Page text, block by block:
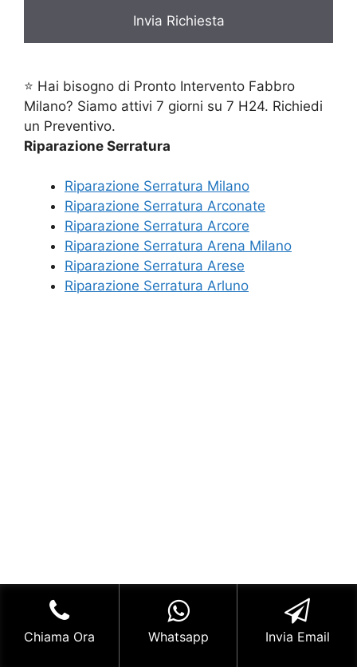
⭐ Hai bisogno di Pronto Intervento Fabbro
Milano? Siamo attivi 7 giorni su 7 H24. Richiedi
un Preventivo.
Riparazione Serratura
Riparazione Serratura Milano
Riparazione Serratura Arconate
Riparazione Serratura Arcore
Riparazione Serratura Arena Milano
Riparazione Serratura Arese
Riparazione Serratura Arluno
Chiama Ora Whatsapp Invia Email